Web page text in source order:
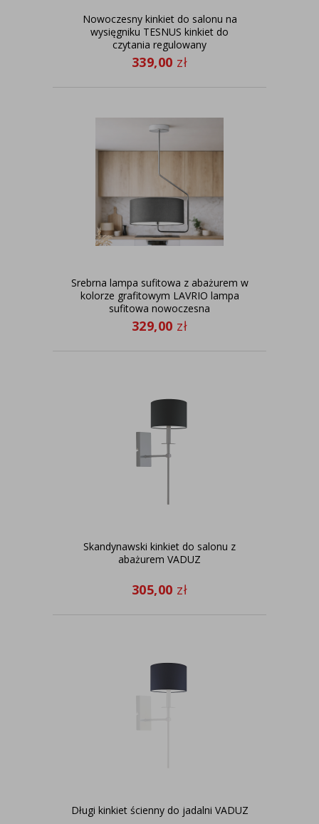
Nowoczesny kinkiet do salonu na
wysięgniku TESNUS kinkiet do
czytania regulowany
339,00 zł
Srebrna lampa sufitowa z abażurem w
kolorze grafitowym LAVRIO lampa
sufitowa nowoczesna
329,00 zł
Skandynawski kinkiet do salonu z
abażurem VADUZ
305,00 zł
Długi kinkiet ścienny do jadalni VADUZ